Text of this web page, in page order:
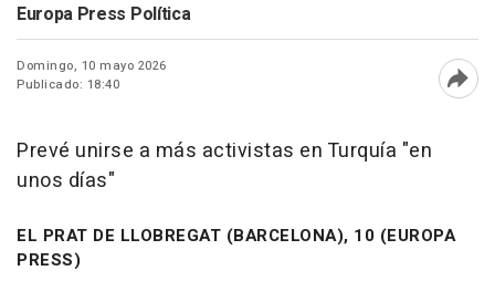
Europa Press Política
Domingo, 10 mayo 2026
Publicado: 18:40
Prevé unirse a más activistas en Turquía "en
unos días"
EL PRAT DE LLOBREGAT (BARCELONA), 10 (EUROPA
PRESS)